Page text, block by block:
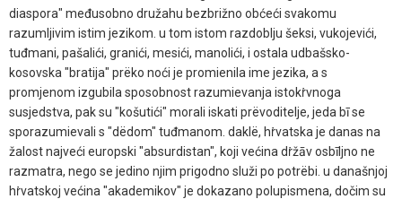
diaspora" međusobno družahu bezbrižno obćeći svakomu
razumljivim istim jezikom. u tom istom razdoblju šeksi, vukojevići,
tuđmani, pašalići, granići, mesići, manolići, i ostala udbašsko-
kosovska "bratija" prëko noći je promienila ime jezika, a s
promjenom izgubila sposobnost razumievanja istokṙvnoga
susjedstva, pak su "košutići" morali iskati prëvoditelje, jeda bī se
sporazumievali s "dëdom" tuđmanom. daklë, hṙvatska je danas na
žalost najveći europski "absurdistan", koji većina dṙžāv osbīljno ne
razmatra, nego se jedino njim prigodno služi po potrëbi. u današnjoj
hṙvatskoj većina "akademikov" je dokazano polupismena, dočim su